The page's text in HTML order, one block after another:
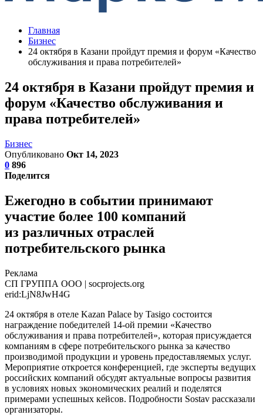
Главная
Бизнес
24 октября в Казани пройдут премия и форум «Качество
обслуживания и права потребителей»
24 октября в Казани пройдут премия и
форум «Качество обслуживания и
права потребителей»
Бизнес
Опубликовано Окт 14, 2023
0 896
Поделится
Ежегодно в событии принимают
участие более 100 компаний
из различных отраслей
потребительского рынка
Реклама
СП ГРУППА ООО | socprojects.org
erid:LjN8JwH4G
24 октября в отеле Kazan Palace by Tasigo состоится
награждение победителей 14-ой премии «Качество
обслуживания и права потребителей», которая присуждается
компаниям в сфере потребительского рынка за качество
производимой продукции и уровень предоставляемых услуг.
Мероприятие откроется конференцией, где эксперты ведущих
российских компаний обсудят актуальные вопросы развития
в условиях новых экономических реалий и поделятся
примерами успешных кейсов. Подробности Sostav рассказали
организаторы.